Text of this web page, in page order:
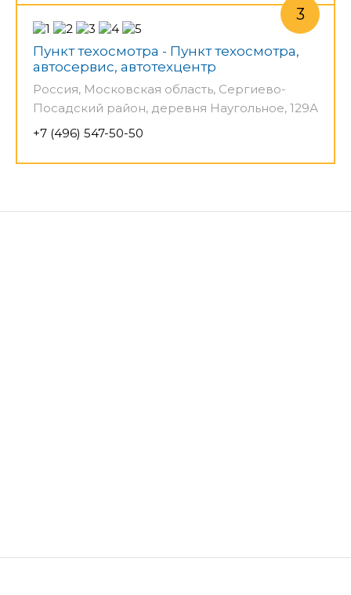
Пункт техосмотра - Пункт техосмотра,
автосервис, автотехцентр
Россия, Московская область, Сергиево-
Посадский район, деревня Наугольное, 129А
+7 (496) 547-50-50